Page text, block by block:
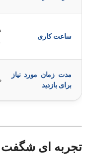
ساعت کاری
مدت زمان مورد نیاز
برای بازدید
تجربه‌ ای شگفت‌